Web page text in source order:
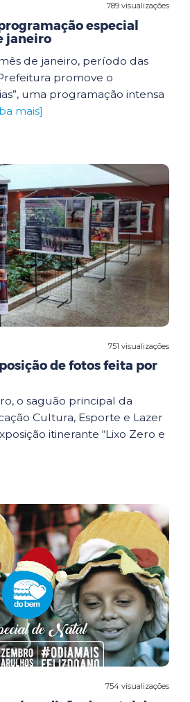
789 visualizações
especial
janeiro
de janeiro, período das
promove o
uma programação intensa
mais]
751 visualizações
de fotos feita por
o saguão principal da
Cultura, Esporte e Lazer
itinerante “Lixo Zero e
754 visualizações